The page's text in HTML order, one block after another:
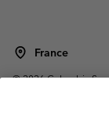
France
©2026Columbia